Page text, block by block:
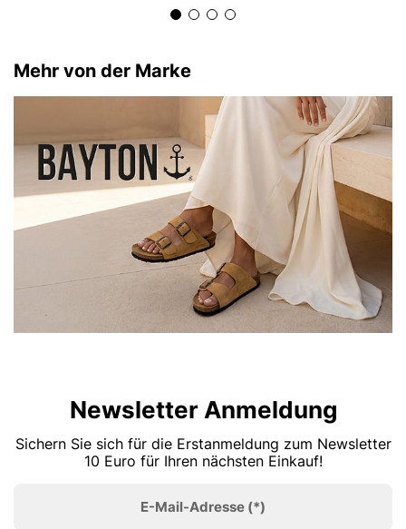
Mehr von der Marke
Newsletter Anmeldung
Sichern Sie sich für die Erstanmeldung zum Newsletter
10 Euro für Ihren nächsten Einkauf!
E-Mail-Adresse (*)